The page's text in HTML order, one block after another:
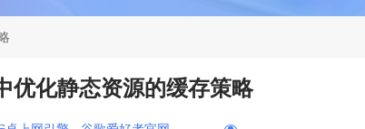
化静态资源的缓存策略